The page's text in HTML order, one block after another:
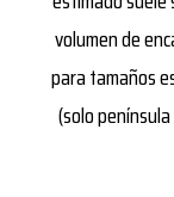
volumen de
para tamaños
(solo